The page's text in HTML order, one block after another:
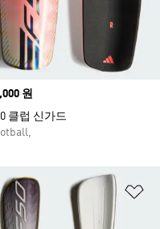
원
클럽 신가드
스트 담기